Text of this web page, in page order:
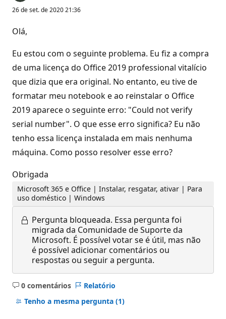
26 de set. de 2020 21:36
Olá,
Eu estou com o seguinte problema. Eu fiz a compra
de uma licença do Office 2019 professional vitalício
que dizia que era original. No entanto, eu tive de
formatar meu notebook e ao reinstalar o Office
2019 aparece o seguinte erro: "Could not verify
serial number". O que esse erro significa? Eu não
tenho essa licença instalada em mais nenhuma
máquina. Como posso resolver esse erro?
Obrigada
Microsoft 365 e Office | Instalar, resgatar, ativar | Para
uso doméstico | Windows
Pergunta bloqueada. Essa pergunta foi
migrada da Comunidade de Suporte da
Microsoft. É possível votar se é útil, mas não
é possível adicionar comentários ou
respostas ou seguir a pergunta.
0 comentários
Sem
comentários
Relatório
Tenho a mesma pergunta (1)